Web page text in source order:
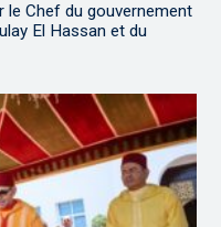
le Chef du gouvernement
El Hassan et du